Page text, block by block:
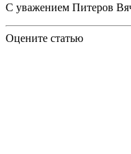
С уважением Питеров
Оцените статью